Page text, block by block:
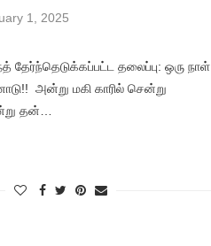
1, 2025
தேர்ந்தெடுக்கப்பட்ட தலைப்பு: ஒரு நாள்
அன்று மகி காரில் சென்று
தன்…